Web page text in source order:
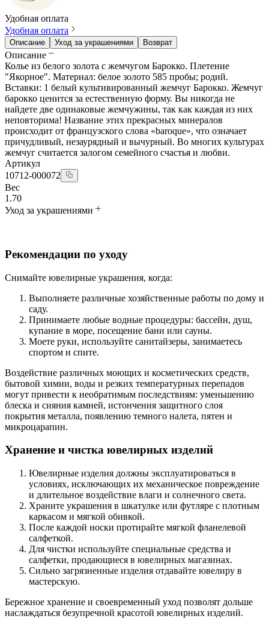
Удобная оплата
Удобная оплата
Описание Уход за украшениями Возврат
Описание
Колье из белого золота с жемчугом Барокко. Плетение
"Якорное". Материал: белое золото 585 пробы; родий.
Вставки: 1 белый культивированный жемчуг Барокко. Жемчуг
барокко ценится за естественную форму. Вы никогда не
найдете две одинаковые жемчужины, так как каждая из них
неповторима! Название этих прекрасных минералов
происходит от французского слова «baroque», что означает
причудливый, незаурядный и вычурный. Во многих культурах
жемчуг считается залогом семейного счастья и любви.
Артикул
10712-000072
Вес
1.70
Уход за украшениями
Рекомендации по уходу
Снимайте ювелирные украшения, когда:
Выполняете различные хозяйственные работы по дому и
саду.
Принимаете любые водные процедуры: бассейн, душ,
купание в море, посещение бани или сауны.
Моете руки, используйте санитайзеры, занимаетесь
спортом и спите.
Воздействие различных моющих и косметических средств,
бытовой химии, воды и резких температурных перепадов
могут привести к необратимым последствиям: уменьшению
блеска и сияния камней, истончения защитного слоя
покрытия металла, появлению темного налета, пятен и
микроцарапин.
Хранение и чистка ювелирных изделий
Ювелирные изделия должны эксплуатироваться в
условиях, исключающих их механическое повреждение
и длительное воздействие влаги и солнечного света.
Храните украшения в шкатулке или футляре с плотным
каркасом и мягкой обивкой.
После каждой носки протирайте мягкой фланелевой
салфеткой.
Для чистки используйте специальные средства и
салфетки, продающиеся в ювелирных магазинах.
Сильно загрязненные изделия отдавайте ювелиру в
мастерскую.
Бережное хранение и своевременный уход позволят дольше
наслаждаться безупречной красотой ювелирных изделий.